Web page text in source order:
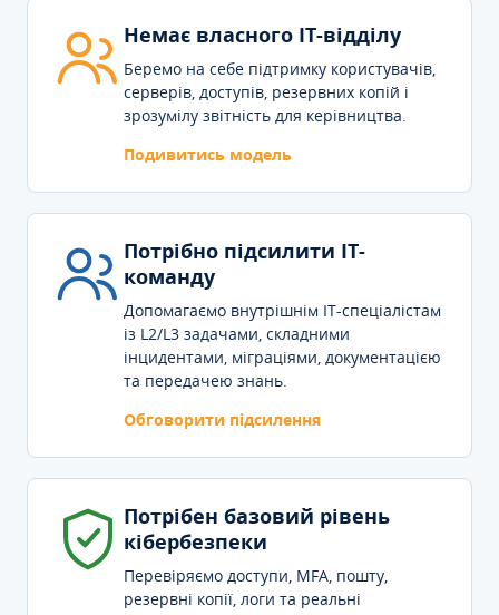
Немає власного IT-відділу
Беремо на себе підтримку користувачів,
серверів, доступів, резервних копій і
зрозумілу звітність для керівництва.
Подивитись модель
Потрібно підсилити IT-
команду
Допомагаємо внутрішнім IT-спеціалістам
із L2/L3 задачами, складними
інцидентами, міграціями, документацією
та передачею знань.
Обговорити підсилення
Потрібен базовий рівень
кібербезпеки
Перевіряємо доступи, MFA, пошту,
резервні копії, логи та реальні